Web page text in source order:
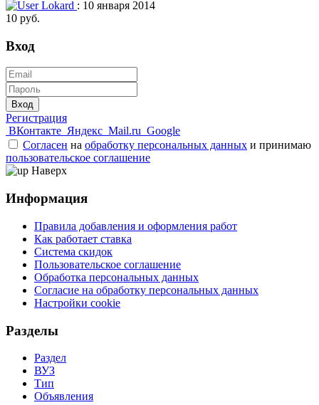
Lokard : 10 января 2014
10 руб.
Вход
Вход
Регистрация
ВКонтакте Яндекс Mail.ru Google
Согласен на обработку персональных данных и принимаю
пользовательское соглашение
Наверх
Информация
Правила добавления и оформления работ
Как работает ставка
Система скидок
Пользовательское соглашение
Обработка персональных данных
Согласие на обработку персональных данных
Настройки cookie
Разделы
Раздел
ВУЗ
Тип
Объявления